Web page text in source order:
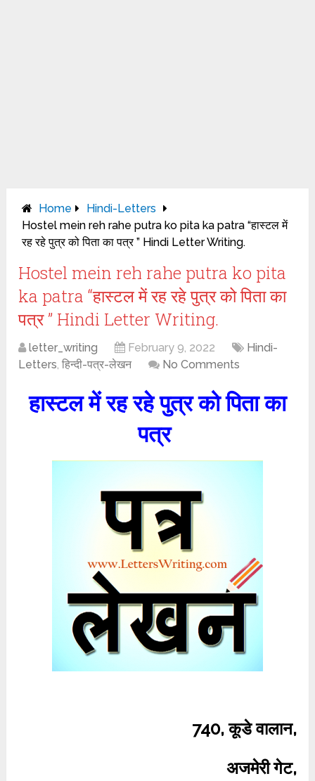
Home
Hindi-Letters
Hostel mein reh rahe putra ko pita ka patra “हास्टल में
रह रहे पुत्र को पिता का पत्र ” Hindi Letter Writing.
Hostel mein reh rahe putra ko pita
ka patra “हास्टल में रह रहे पुत्र को पिता का
पत्र ” Hindi Letter Writing.
letter_writing February 9, 2022
Hindi-
Letters,हिन्दी-पत्र-लेखन No Comments
हास्टल में रह रहे पुत्र को पिता का
पत्र
740, कूडे वालान,
अजमेरी गेट,